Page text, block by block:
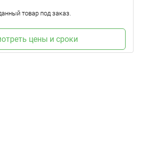
товар под заказ.
цены и сроки